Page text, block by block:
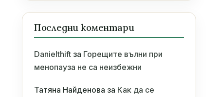
Последни коментари
Danielthiftза Горещите вълни при
менопауза не са неизбежни
Татяна Найденова за Как да се